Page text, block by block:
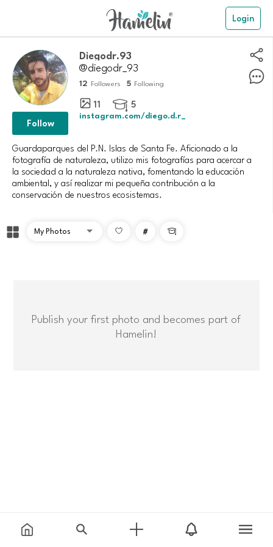
Login
Diegodr.93
@diegodr_93
12 Followers 5 Following
11  5
instagram.com/diego.d.r_
Follow
Guardaparques del P.N. Islas de Santa Fe. Aficionado a la
fotografía de naturaleza, utilizo mis fotografías para acercar a
la sociedad a la naturaleza nativa, fomentando la educación
ambiental, y así realizar mi pequeña contribución a la
conservación de nuestros ecosistemas.
# 
Publish your first photo and becomes part of
Hamelin!